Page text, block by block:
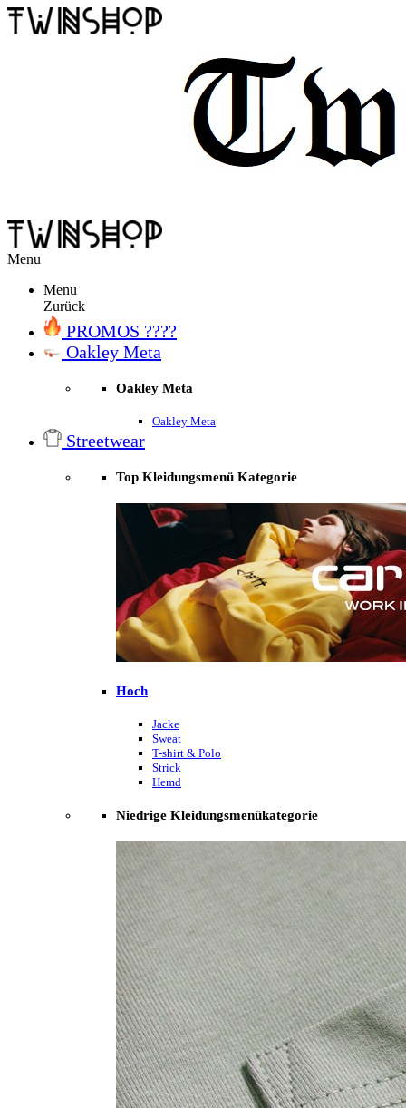
Menu
Menu
Zurück
PROMOS ????
Oakley Meta
Oakley Meta
Oakley Meta
Streetwear
Top Kleidungsmenü Kategorie
Hoch
Jacke
Sweat
T-shirt & Polo
Strick
Hemd
Niedrige Kleidungsmenükategorie